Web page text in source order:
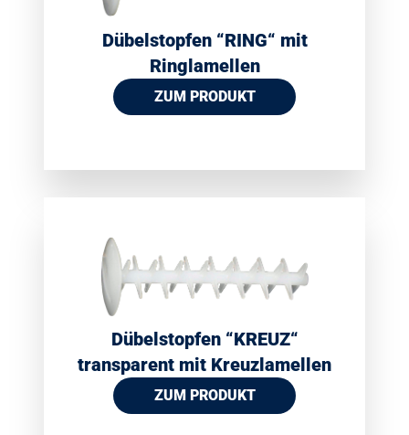
Dübelstopfen “RING“ mit
Ringlamellen
ZUM PRODUKT
Dübelstopfen “KREUZ“
transparent mit Kreuzlamellen
ZUM PRODUKT